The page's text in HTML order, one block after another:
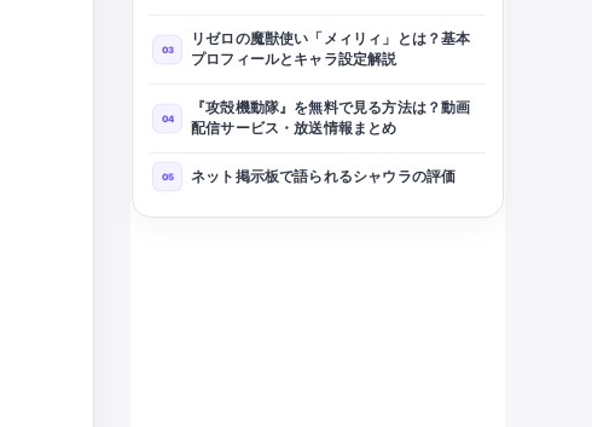
リゼロの魔獣使い「メィリィ」とは？基本
プロフィールとキャラ設定解説
『攻殻機動隊』を無料で見る方法は？動画
配信サービス・放送情報まとめ
ネット掲示板で語られるシャウラの評価